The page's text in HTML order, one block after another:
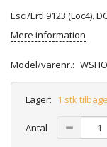
Esci/Ertl 9123 (Loc4).
Mere information
Model/varenr.:
Lager: 1 stk
Antal